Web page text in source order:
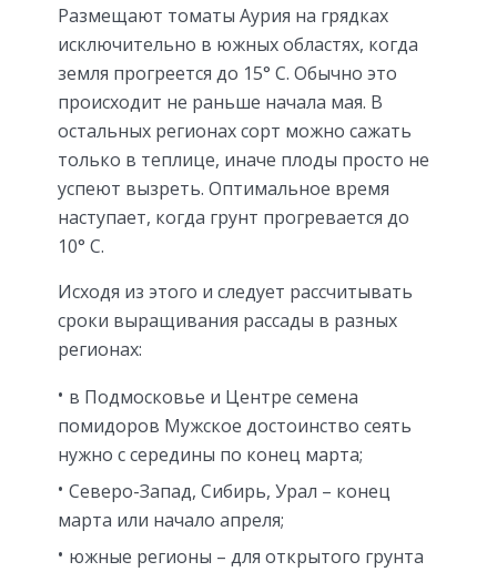
Размещают томаты Аурия на грядках
исключительно в южных областях, когда
земля прогреется до 15° С. Обычно это
происходит не раньше начала мая. В
остальных регионах сорт можно сажать
только в теплице, иначе плоды просто не
успеют вызреть. Оптимальное время
наступает, когда грунт прогревается до
10° С.
Исходя из этого и следует рассчитывать
сроки выращивания рассады в разных
регионах:
в Подмосковье и Центре семена
помидоров Мужское достоинство сеять
нужно с середины по конец марта;
Северо-Запад, Сибирь, Урал – конец
марта или начало апреля;
южные регионы – для открытого грунта